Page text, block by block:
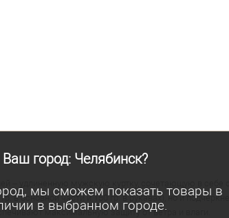
Ваш город: Челябинск?
мы сможем показать товары в
в выбранном городе.
удлиненную мужскую куртку, сочетающую в себе
в основной части и 150 гр. в рукавах), но и
максимальную защиту от ветра и влаги.